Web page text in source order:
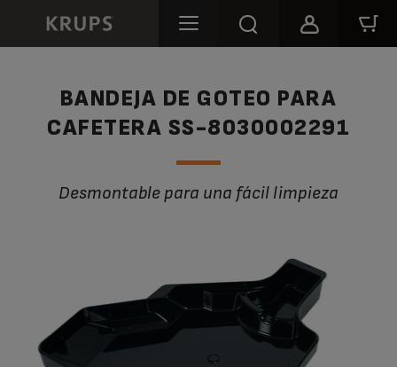
BANDEJA DE GOTEO PARA
CAFETERA SS-8030002291
Desmontable para una fácil limpieza